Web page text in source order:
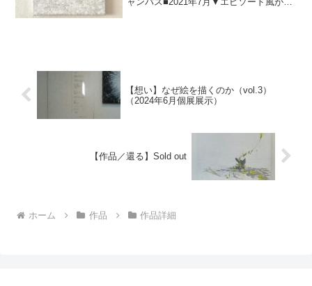
【想い】なぜ絵を描くのか（vol.3）
（2024年6月個展展示）
【作品／還る】Sold out
ホーム 作品 作品詳細